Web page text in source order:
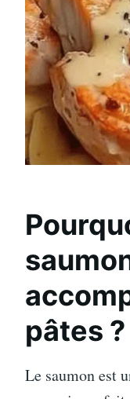
pâtes ?
Le saumon est